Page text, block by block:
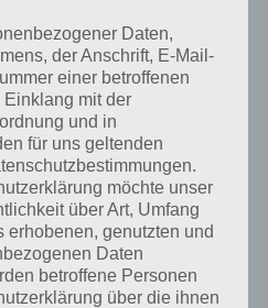
an. So könnt ihr mit wenigen
wo anders Flüsse, Täler,
die sich auch gegenseitig
sterben diese auch. Das sich Tiere
beobachten.
kann man seine Welten auch
verschiedene Variablen
eine neue Welt zu erschaffen.
World Builder könnt ihr auch
gibt es bei der App für
Daten,
der Anschrift, E-Mail-
einer betroffenen
Einklang mit der
und in
für uns geltenden
möchte unser
über Art, Umfang
erhobenen, genutzten und
Daten
betroffene Personen
über die ihnen